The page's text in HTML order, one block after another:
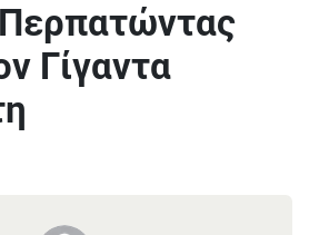
Γίγαντα